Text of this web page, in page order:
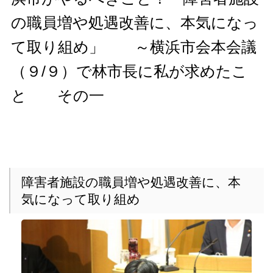
の職員増や処遇改善に、本気になっ
て取り組め」 ～横浜市会本会議
（９/９）で林市長に私が求めたこ
と その一
障害者施設の職員増や処遇改善に、本
気になって取り組め